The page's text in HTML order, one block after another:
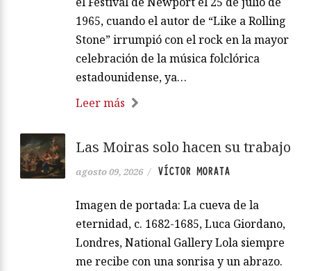
1965, cuando el autor de “Like a Rolling
Stone” irrumpió con el rock en la mayor
celebración de la música folclórica
estadounidense, ya…
Leer más
Las Moiras solo hacen su trabajo
agosto 09, 2026 / VÍCTOR MORATA
Imagen de portada: La cueva de la
eternidad, c. 1682-1685, Luca Giordano,
Londres, National Gallery Lola siempre
me recibe con una sonrisa y un abrazo.